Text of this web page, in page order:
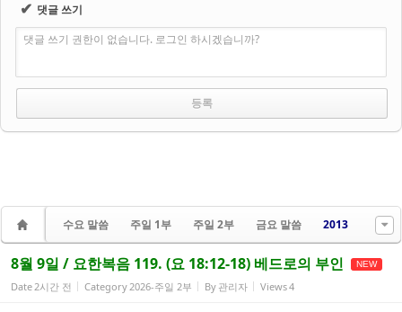
✔ 댓글 쓰기
댓글 쓰기 권한이 없습니다. 로그인 하시겠습니까?
수요 말씀 주일 1부 주일 2부 금요 말씀 2013
8월 9일 / 요한복음 119. (요 18:12-18) 베드로의 부인 NEW
Date2시간 전 Category2026-주일 2부 By 관리자 Views4